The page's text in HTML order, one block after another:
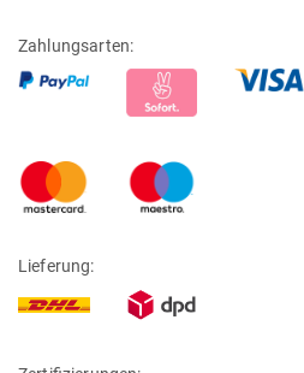
Zahlungsarten:
Lieferung: